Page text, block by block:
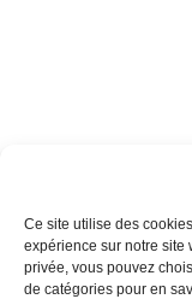
Ce site utilise des
expérience sur notre site
privée, vous pouvez
de catégories pour en